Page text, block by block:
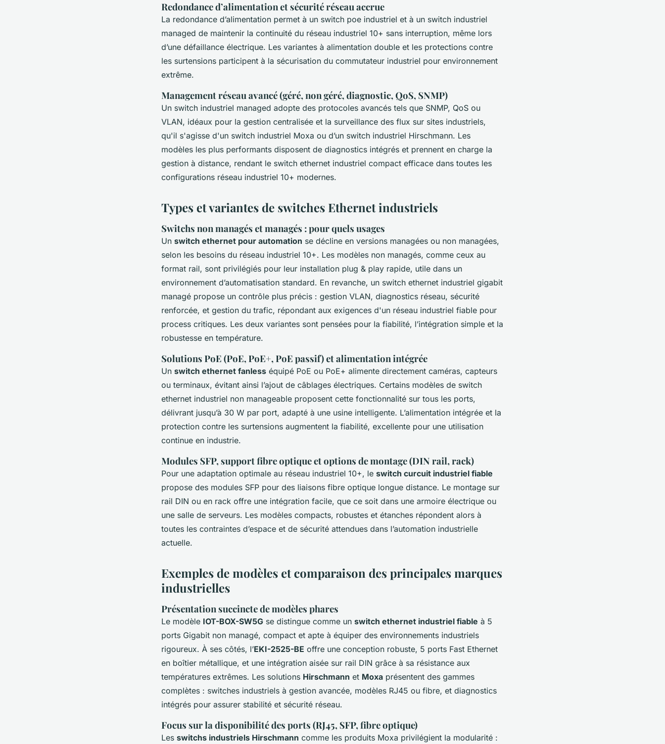
Redondance d’alimentation et sécurité réseau accrue
La redondance d’alimentation permet à un switch poe industriel et à un switch industriel
managed de maintenir la continuité du réseau industriel 10+ sans interruption, même lors
d’une défaillance électrique. Les variantes à alimentation double et les protections contre
les surtensions participent à la sécurisation du commutateur industriel pour environnement
extrême.
Management réseau avancé (géré, non géré, diagnostic, QoS, SNMP)
Un switch industriel managed adopte des protocoles avancés tels que SNMP, QoS ou
VLAN, idéaux pour la gestion centralisée et la surveillance des flux sur sites industriels,
qu'il s'agisse d'un switch industriel Moxa ou d’un switch industriel Hirschmann. Les
modèles les plus performants disposent de diagnostics intégrés et prennent en charge la
gestion à distance, rendant le switch ethernet industriel compact efficace dans toutes les
configurations réseau industriel 10+ modernes.
Types et variantes de switches Ethernet industriels
Switchs non managés et managés : pour quels usages
Un switch ethernet pour automation se décline en versions managées ou non managées,
selon les besoins du réseau industriel 10+. Les modèles non managés, comme ceux au
format rail, sont privilégiés pour leur installation plug & play rapide, utile dans un
environnement d’automatisation standard. En revanche, un switch ethernet industriel gigabit
managé propose un contrôle plus précis : gestion VLAN, diagnostics réseau, sécurité
renforcée, et gestion du trafic, répondant aux exigences d'un réseau industriel fiable pour
process critiques. Les deux variantes sont pensées pour la fiabilité, l’intégration simple et la
robustesse en température.
Solutions PoE (PoE, PoE+, PoE passif) et alimentation intégrée
Un switch ethernet fanless équipé PoE ou PoE+ alimente directement caméras, capteurs
ou terminaux, évitant ainsi l’ajout de câblages électriques. Certains modèles de switch
ethernet industriel non manageable proposent cette fonctionnalité sur tous les ports,
délivrant jusqu’à 30 W par port, adapté à une usine intelligente. L’alimentation intégrée et la
protection contre les surtensions augmentent la fiabilité, excellente pour une utilisation
continue en industrie.
Modules SFP, support fibre optique et options de montage (DIN rail, rack)
Pour une adaptation optimale au réseau industriel 10+, le switch curcuit industriel fiable
propose des modules SFP pour des liaisons fibre optique longue distance. Le montage sur
rail DIN ou en rack offre une intégration facile, que ce soit dans une armoire électrique ou
une salle de serveurs. Les modèles compacts, robustes et étanches répondent alors à
toutes les contraintes d’espace et de sécurité attendues dans l’automation industrielle
actuelle.
Exemples de modèles et comparaison des principales marques
industrielles
Présentation succincte de modèles phares
Le modèle IOT-BOX-SW5G se distingue comme un switch ethernet industriel fiable à 5
ports Gigabit non managé, compact et apte à équiper des environnements industriels
rigoureux. À ses côtés, l’EKI-2525-BE offre une conception robuste, 5 ports Fast Ethernet
en boîtier métallique, et une intégration aisée sur rail DIN grâce à sa résistance aux
températures extrêmes. Les solutions Hirschmann et Moxa présentent des gammes
complètes : switches industriels à gestion avancée, modèles RJ45 ou fibre, et diagnostics
intégrés pour assurer stabilité et sécurité réseau.
Focus sur la disponibilité des ports (RJ45, SFP, fibre optique)
Les switchs industriels Hirschmann comme les produits Moxa privilégient la modularité :